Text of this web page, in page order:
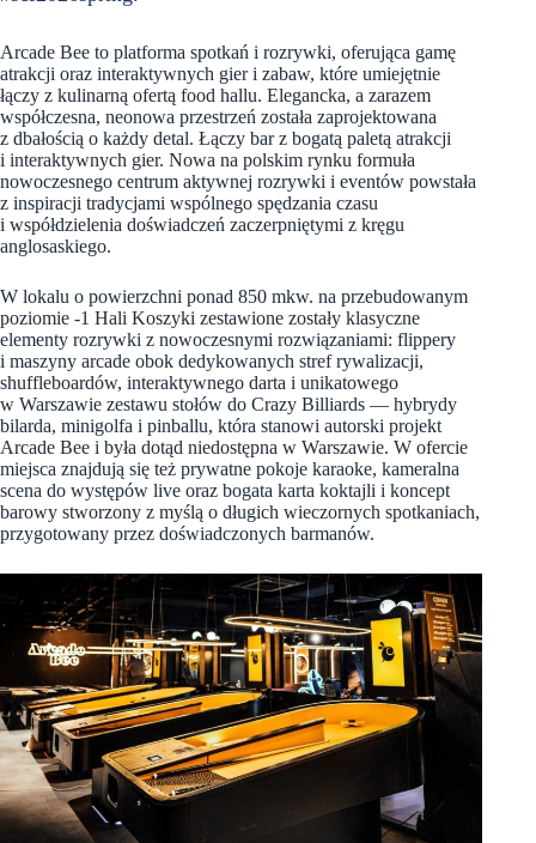
Arcade Bee to platforma spotkań i rozrywki, oferująca gamę
atrakcji oraz interaktywnych gier i zabaw, które umiejętnie
łączy z kulinarną ofertą food hallu. Elegancka, a zarazem
współczesna, neonowa przestrzeń została zaprojektowana
z dbałością o każdy detal. Łączy bar z bogatą paletą atrakcji
i interaktywnych gier. Nowa na polskim rynku formuła
nowoczesnego centrum aktywnej rozrywki i eventów powstała
z inspiracji tradycjami wspólnego spędzania czasu
i współdzielenia doświadczeń zaczerpniętymi z kręgu
anglosaskiego.
W lokalu o powierzchni ponad 850 mkw. na przebudowanym
poziomie -1 Hali Koszyki zestawione zostały klasyczne
elementy rozrywki z nowoczesnymi rozwiązaniami: flippery
i maszyny arcade obok dedykowanych stref rywalizacji,
shuffleboardów, interaktywnego darta i unikatowego
w Warszawie zestawu stołów do Crazy Billiards — hybrydy
bilarda, minigolfa i pinballu, która stanowi autorski projekt
Arcade Bee i była dotąd niedostępna w Warszawie. W ofercie
miejsca znajdują się też prywatne pokoje karaoke, kameralna
scena do występów live oraz bogata karta koktajli i koncept
barowy stworzony z myślą o długich wieczornych spotkaniach,
przygotowany przez doświadczonych barmanów.